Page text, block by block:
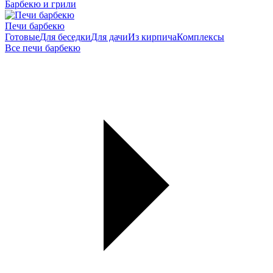
Барбекю и грили
Печи барбекю
ГотовыеДля беседкиДля дачиИз кирпичаКомплексы
Все печи барбекю